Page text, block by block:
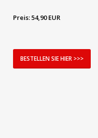
Preis:54,90 EUR
BESTELLEN SIE HIER >>>